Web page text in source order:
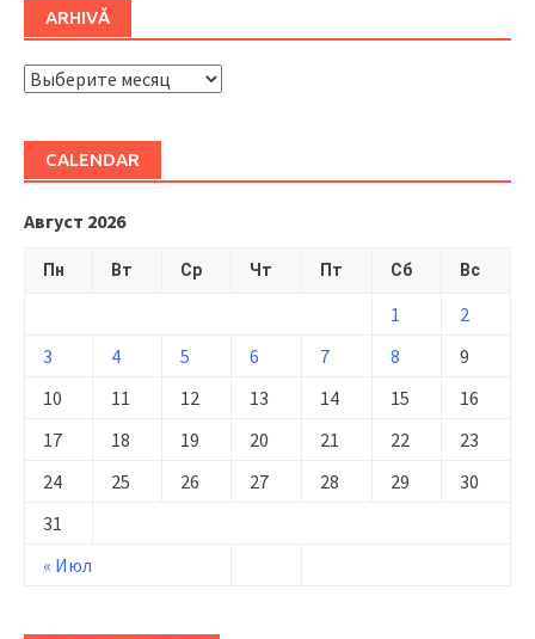
ARHIVĂ
ARHIVĂ
CALENDAR
Август 2026
Пн Вт Ср Чт Пт Сб Вс
« Июл
1
2
3
4 5 6 7 8
9
10
11 12 13 14 15
16
17
18 19 20 21 22
23
24
25 26 27 28 29
30
31